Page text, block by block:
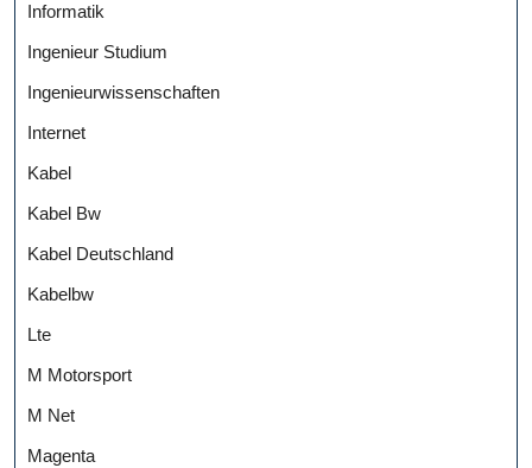
Informatik
Ingenieur Studium
Ingenieurwissenschaften
Internet
Kabel
Kabel Bw
Kabel Deutschland
Kabelbw
Lte
M Motorsport
M Net
Magenta